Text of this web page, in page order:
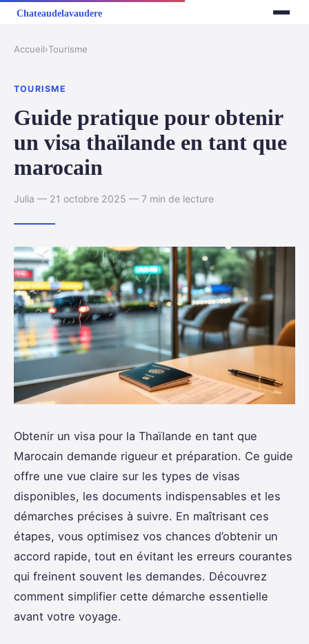
Accueil›Tourisme
TOURISME
Guide pratique pour obtenir
un visa thaïlande en tant que
marocain
Julia — 21 octobre 2025 — 7 min de lecture
Obtenir un visa pour la Thaïlande en tant que
Marocain demande rigueur et préparation. Ce guide
offre une vue claire sur les types de visas
disponibles, les documents indispensables et les
démarches précises à suivre. En maîtrisant ces
étapes, vous optimisez vos chances d’obtenir un
accord rapide, tout en évitant les erreurs courantes
qui freinent souvent les demandes. Découvrez
comment simplifier cette démarche essentielle
avant votre voyage.